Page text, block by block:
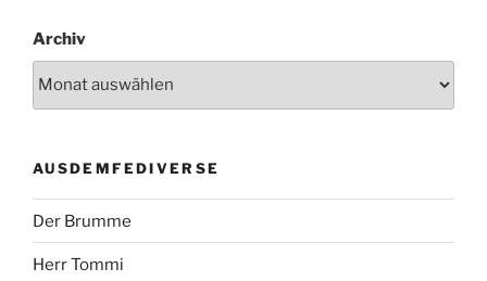
Archiv
AUSDEMFEDIVERSE
Der Brumme
Herr Tommi